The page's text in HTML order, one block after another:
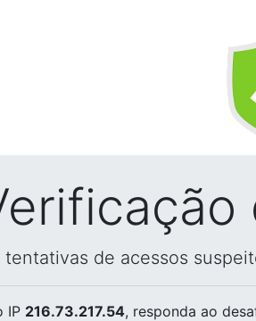
de acessos
IP 216.73.217.54, responda ao